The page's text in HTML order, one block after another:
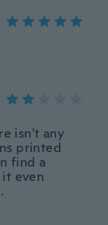
isn't any
printed
find a
even